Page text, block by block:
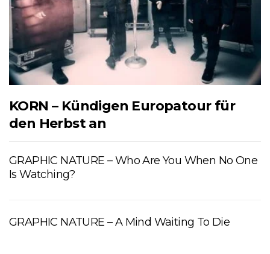
KORN – Kündigen Europatour für
den Herbst an
GRAPHIC NATURE – Who Are You When No One
Is Watching?
GRAPHIC NATURE – A Mind Waiting To Die